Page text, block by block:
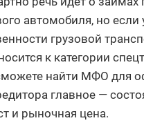
автомобиля, но если
грузовой
к категории
найти МФО для
главное —
и рыночная цена.